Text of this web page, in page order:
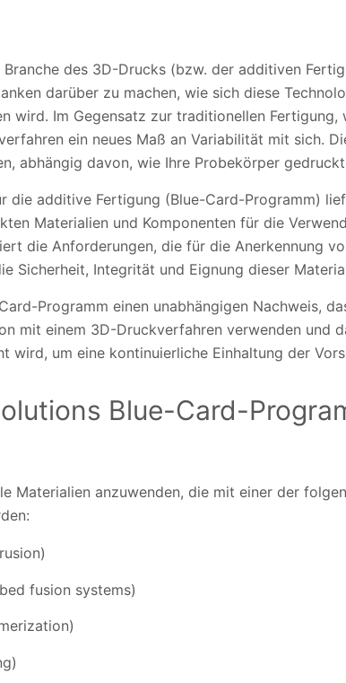
des 3D-Drucks (bzw. der additiven
darüber zu machen, wie sich diese
wird. Im Gegensatz zur traditionellen Fertigung,
ein neues Maß an Variabilität mit sich.
abhängig davon, wie Ihre Probekörper
die additive Fertigung (Blue-Card-Programm)
Materialien und Komponenten für die
die Anforderungen, die für die Anerkennung
Sicherheit, Integrität und Eignung dieser
Programm einen unabhängigen Nachweis,
mit einem 3D-Druckverfahren verwenden und
wird, um eine kontinuierliche Einhaltung der
Blue-Card-
Materialien anzuwenden, die mit einer der
fusion systems)